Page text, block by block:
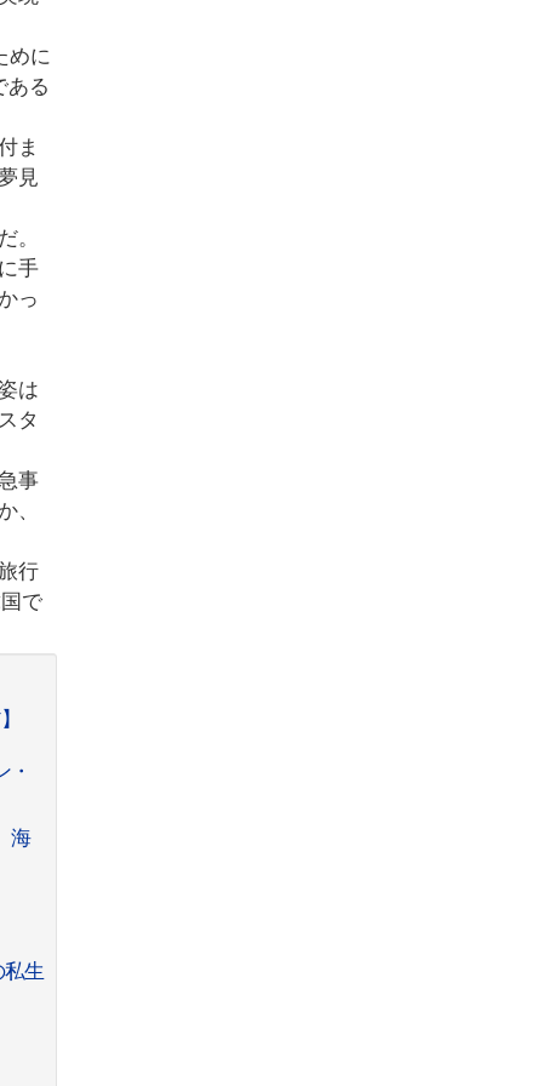
めに
ある
ま
見
。
手
っ
は
タ
事
、
行
で
海
生